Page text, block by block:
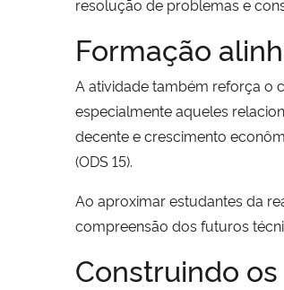
resolução de problemas e
Formação
A atividade também reforça o
especialmente aqueles
decente e crescimento
(ODS 15).
Ao aproximar estudantes da
compreensão dos futuros
Construindo